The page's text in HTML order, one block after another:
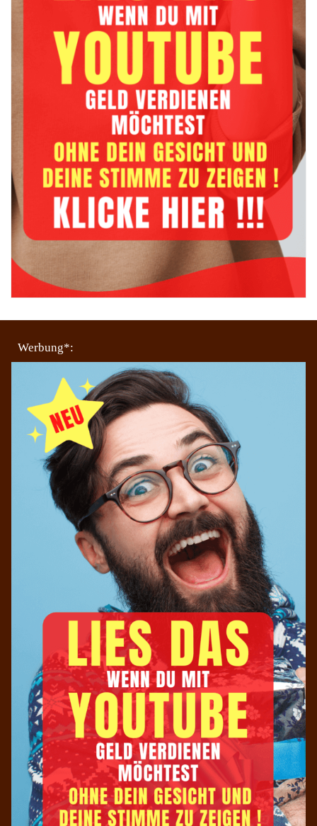
Werbung*: